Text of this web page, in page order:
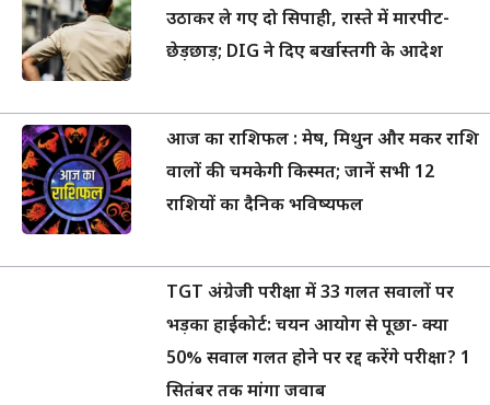
उठाकर ले गए दो सिपाही, रास्ते में मारपीट-
छेड़छाड़; DIG ने दिए बर्खास्तगी के आदेश
आज का राशिफल : मेष, मिथुन और मकर राशि
वालों की चमकेगी किस्मत; जानें सभी 12
राशियों का दैनिक भविष्यफल
TGT अंग्रेजी परीक्षा में 33 गलत सवालों पर
भड़का हाईकोर्ट: चयन आयोग से पूछा- क्या
50% सवाल गलत होने पर रद्द करेंगे परीक्षा? 1
सितंबर तक मांगा जवाब